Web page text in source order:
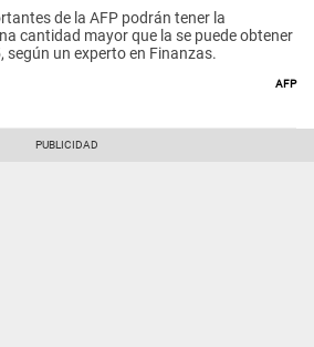
de la AFP podrán tener la
cantidad mayor que la se puede obtener
según un experto en Finanzas.
AFP